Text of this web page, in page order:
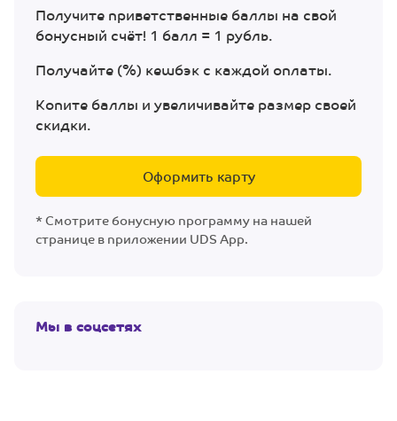
Получите приветственные баллы на свой
бонусный счёт! 1 балл = 1 рубль.
Получайте (%) кешбэк с каждой оплаты.
Копите баллы и увеличивайте размер своей
скидки.
Оформить карту
* Смотрите бонусную программу на нашей
странице в приложении UDS App.
Мы в соцсетях